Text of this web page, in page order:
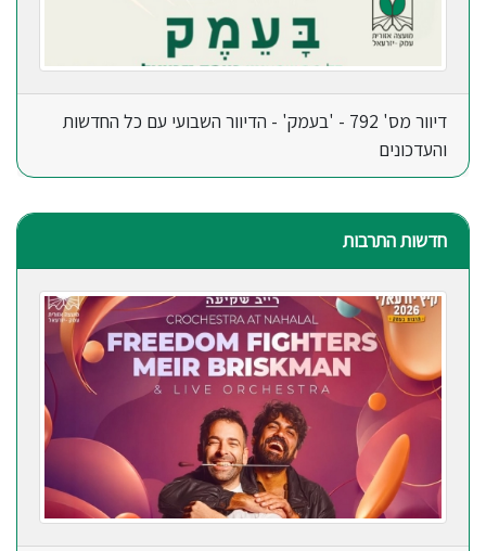
דיוור מס' 792 - 'בעמק' - הדיוור השבועי עם כל החדשות
והעדכונים
חדשות התרבות